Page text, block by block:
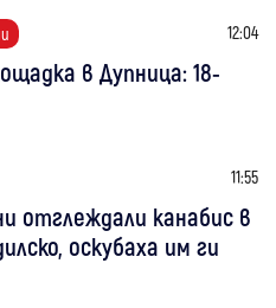
12:04
в Дупница: 18-
11:55
отглеждали канабис в
оскубаха им ги